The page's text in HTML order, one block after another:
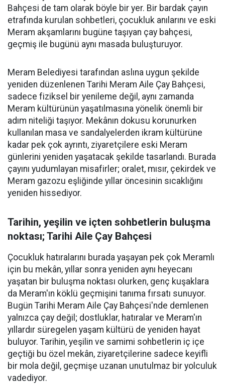
Bahçesi de tam olarak böyle bir yer. Bir bardak çayın
etrafında kurulan sohbetleri, çocukluk anılarını ve eski
Meram akşamlarını bugüne taşıyan çay bahçesi,
geçmiş ile bugünü aynı masada buluşturuyor.
Meram Belediyesi tarafından aslına uygun şekilde
yeniden düzenlenen Tarihi Meram Aile Çay Bahçesi,
sadece fiziksel bir yenileme değil, aynı zamanda
Meram kültürünün yaşatılmasına yönelik önemli bir
adım niteliği taşıyor. Mekânın dokusu korunurken
kullanılan masa ve sandalyelerden ikram kültürüne
kadar pek çok ayrıntı, ziyaretçilere eski Meram
günlerini yeniden yaşatacak şekilde tasarlandı. Burada
çayını yudumlayan misafirler; oralet, mısır, çekirdek ve
Meram gazozu eşliğinde yıllar öncesinin sıcaklığını
yeniden hissediyor.
Tarihin, yeşilin ve içten sohbetlerin buluşma
noktası; Tarihi Aile Çay Bahçesi
Çocukluk hatıralarını burada yaşayan pek çok Meramlı
için bu mekân, yıllar sonra yeniden aynı heyecanı
yaşatan bir buluşma noktası olurken, genç kuşaklara
da Meram'ın köklü geçmişini tanıma fırsatı sunuyor.
Bugün Tarihi Meram Aile Çay Bahçesi'nde demlenen
yalnızca çay değil; dostluklar, hatıralar ve Meram'ın
yıllardır süregelen yaşam kültürü de yeniden hayat
buluyor. Tarihin, yeşilin ve samimi sohbetlerin iç içe
geçtiği bu özel mekân, ziyaretçilerine sadece keyifli
bir mola değil, geçmişe uzanan unutulmaz bir yolculuk
vadediyor.